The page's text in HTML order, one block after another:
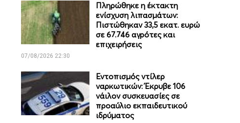
Πληρώθηκε η έκτακτη
ενίσχυση λιπασμάτων:
Πιστώθηκαν 33,5 εκατ. ευρώ
σε 67.746 αγρότες και
επιχειρήσεις
07/08/2026 22:30
Εντοπισμός ντίλερ
ναρκωτικών: Έκρυβε 106
νάιλον συσκευασίες σε
προαύλιο εκπαιδευτικού
ιδρύματος